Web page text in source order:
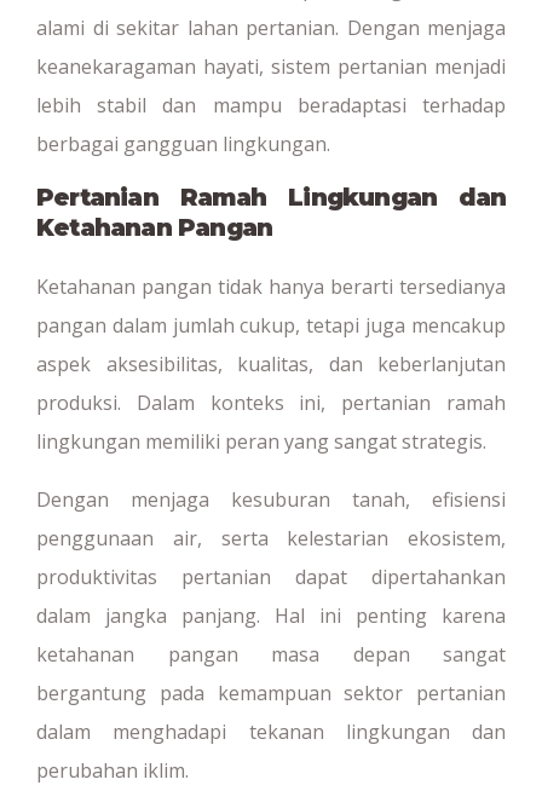
alami di sekitar lahan pertanian. Dengan menjaga
keanekaragaman hayati, sistem pertanian menjadi
lebih stabil dan mampu beradaptasi terhadap
berbagai gangguan lingkungan.
Pertanian Ramah Lingkungan dan
Ketahanan Pangan
Ketahanan pangan tidak hanya berarti tersedianya
pangan dalam jumlah cukup, tetapi juga mencakup
aspek aksesibilitas, kualitas, dan keberlanjutan
produksi. Dalam konteks ini, pertanian ramah
lingkungan memiliki peran yang sangat strategis.
Dengan menjaga kesuburan tanah, efisiensi
penggunaan air, serta kelestarian ekosistem,
produktivitas pertanian dapat dipertahankan
dalam jangka panjang. Hal ini penting karena
ketahanan pangan masa depan sangat
bergantung pada kemampuan sektor pertanian
dalam menghadapi tekanan lingkungan dan
perubahan iklim.